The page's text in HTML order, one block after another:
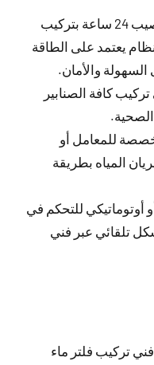
نعمل من خلال فني صحي النويصيب 24 ساعة بتركيب
يعتمد على الطاقة
والأمان.
كافة الصنابير
للمعامل أو
المياه بطريقة
أوتوماتيكي للتحكم في
تلقائي عبر فني
تركيب فلتر ماء